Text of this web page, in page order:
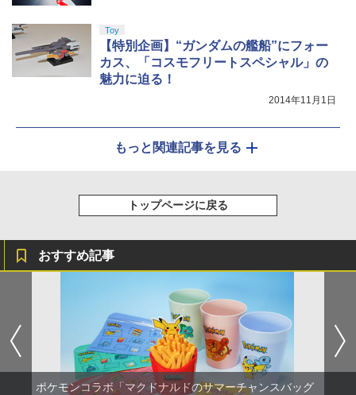
Toy
【特別企画】“ガンダムの艦船”にフォー
カス、「コスモフリートスペシャル」の
魅力に迫る！
2014年11月1日
もっと関連記事を見る
トップページに戻る
おすすめ記事
ポケモンコラボ「マクドナルドのサマーチャンスバッグ